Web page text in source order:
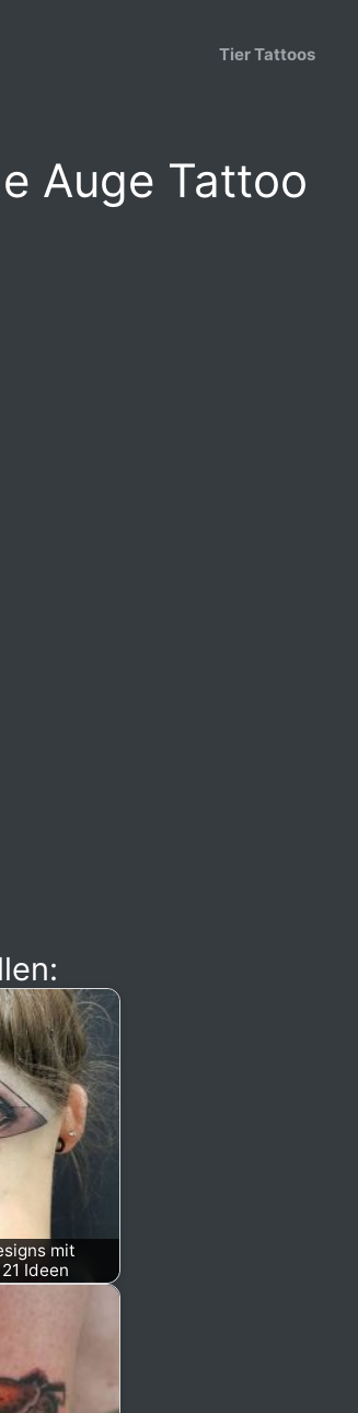
Tier Tattoos
Auge Tattoo
mit
Ideen